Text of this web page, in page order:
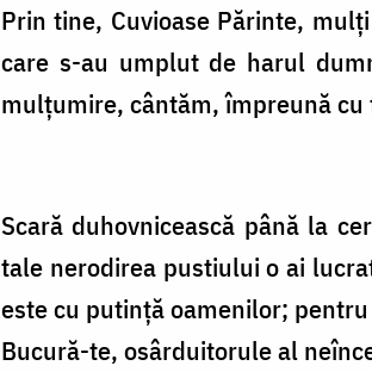
Prin tine, Cuvioase Părinte,
care s-au umplut de harul
mulțumire, cântăm, împreună
Scară duhovnicească până la
tale nerodirea pustiului o ai
este cu putință oamenilor;
Bucură-te, osârduitorule al